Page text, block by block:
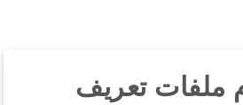
ملفات تعريف